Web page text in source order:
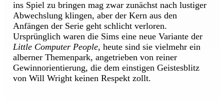
ins Spiel zu bringen mag zwar zunächst nach lustiger
Abwechslung klingen, aber der Kern aus den
Anfängen der Serie geht schlicht verloren.
Ursprünglich waren die Sims eine neue Variante der
Little Computer People, heute sind sie vielmehr ein
alberner Themenpark, angetrieben von reiner
Gewinnorientierung, die dem einstigen Geistesblitz
von Will Wright keinen Respekt zollt.